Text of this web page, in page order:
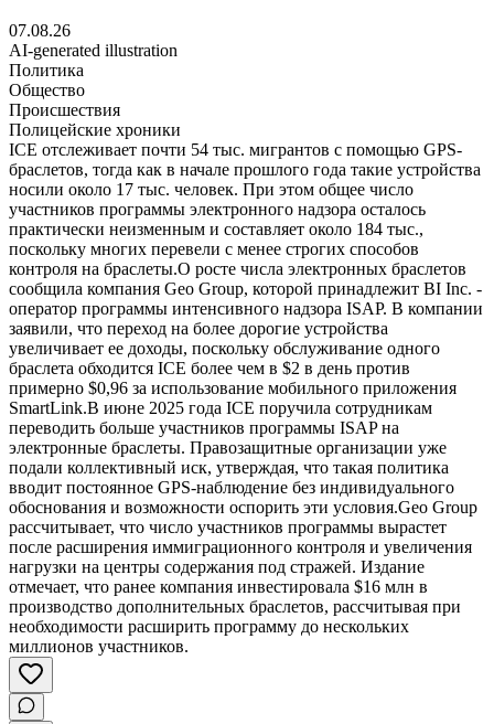
07.08.26
AI-generated illustration
Политика
Общество
Происшествия
Полицейские хроники
ICE отслеживает почти 54 тыс. мигрантов с помощью GPS-
браслетов, тогда как в начале прошлого года такие устройства
носили около 17 тыс. человек. При этом общее число
участников программы электронного надзора осталось
практически неизменным и составляет около 184 тыс.,
поскольку многих перевели с менее строгих способов
контроля на браслеты.О росте числа электронных браслетов
сообщила компания Geo Group, которой принадлежит BI Inc. -
оператор программы интенсивного надзора ISAP. В компании
заявили, что переход на более дорогие устройства
увеличивает ее доходы, поскольку обслуживание одного
браслета обходится ICE более чем в $2 в день против
примерно $0,96 за использование мобильного приложения
SmartLink.В июне 2025 года ICE поручила сотрудникам
переводить больше участников программы ISAP на
электронные браслеты. Правозащитные организации уже
подали коллективный иск, утверждая, что такая политика
вводит постоянное GPS-наблюдение без индивидуального
обоснования и возможности оспорить эти условия.Geo Group
рассчитывает, что число участников программы вырастет
после расширения иммиграционного контроля и увеличения
нагрузки на центры содержания под стражей. Издание
отмечает, что ранее компания инвестировала $16 млн в
производство дополнительных браслетов, рассчитывая при
необходимости расширить программу до нескольких
миллионов участников.